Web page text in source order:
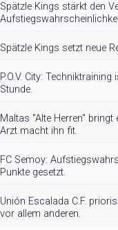
Spätzle Kings stärkt den
Spätzle Kings setzt neue
P.O.V. City:
Stunde.
Maltas "Alte Herren" bringt
Arzt macht ihn fit.
FC Semoy:
Punkte gesetzt.
Unión Escalada C.F.
vor allem anderen.